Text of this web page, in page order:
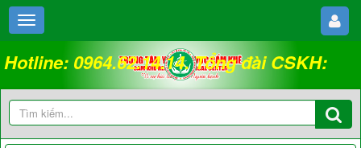
Hotline: 0964.62.14.14. Tổng đài CSKH:
18008262